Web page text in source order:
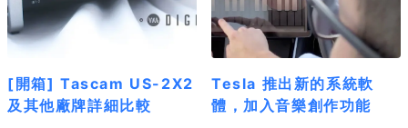
[開箱] Tascam US-2X2
及其他廠牌詳細比較
Tesla 推出新的系統軟
體，加入音樂創作功能